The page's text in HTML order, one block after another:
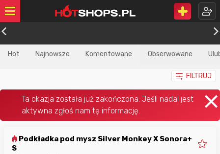
Hot Najnowsze Komentowane Obserwowane
FILTRUJ
S